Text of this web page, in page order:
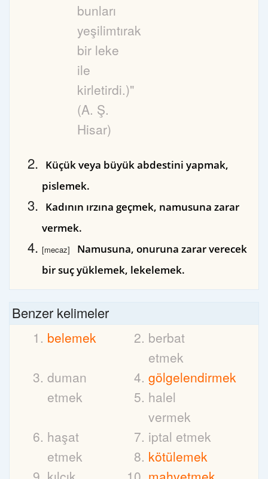
bunları
yeşilimtırak
bir leke
ile
kirletirdi.)"
(A. Ş.
Hisar)
Küçük veya büyük abdestini yapmak,
pislemek.
Kadının ırzına geçmek, namusuna zarar
vermek.
[mecaz]
Namusuna, onuruna zarar verecek
bir suç yüklemek, lekelemek.
Benzer kelimeler
belemek
berbat
etmek
duman
etmek
gölgelendirmek
halel
vermek
haşat
etmek
iptal etmek
kötülemek